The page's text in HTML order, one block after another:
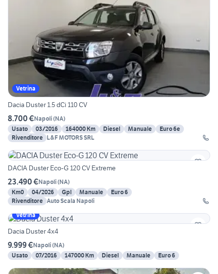
Vetrina
Dacia Duster 1.5 dCi 110 CV
8.700 €Napoli(NA)
Usato
03/2016 164000 Km Diesel Manuale
Euro 6e
Rivenditore L&F MOTORS SRL
DACIA Duster Eco-G 120 CV Extreme
23.490 €Napoli(NA)
Km0
04/2026 Gpl Manuale
Euro 6
Rivenditore Auto Scala Napoli
Vetrina
Dacia Duster 4x4
9.999 €Napoli(NA)
Usato
07/2016 147000 Km Diesel Manuale Euro 6